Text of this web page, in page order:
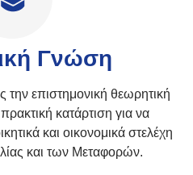
Γνώση
την επιστημονική θεωρητική
κατάρτιση για να
και οικονομικά στελέχη
και των Μεταφορών.